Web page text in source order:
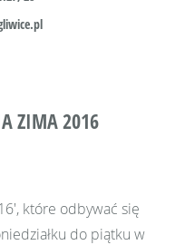
ZIMA 2016
które odbywać się
do piątku w